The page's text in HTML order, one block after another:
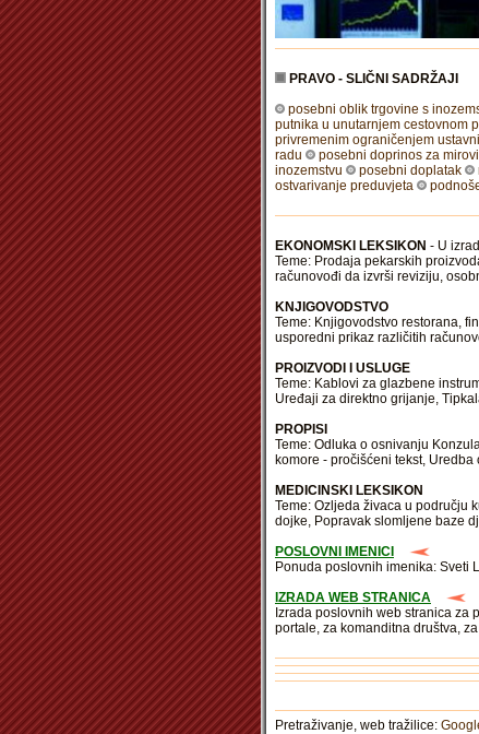
PRAVO - SLIČNI SADRŽAJI
posebni oblik trgovine s
putnika u unutarnjem cestovnom
privremenim ograničenjem
radu
posebni doprinos za
inozemstvu
posebni doplatak
ostvarivanje preduvjeta
EKONOMSKI LEKSIKON - U
Teme: Prodaja pekarskih
računovođi da izvrši reviziju,
KNJIGOVODSTVO
Teme: Knjigovodstvo restorana,
usporedni prikaz različitih
PROIZVODI I USLUGE
Teme: Kablovi za glazbene
Uređaji za direktno grijanje,
PROPISI
Teme: Odluka o osnivanju
komore - pročišćeni tekst,
MEDICINSKI LEKSIKON
Teme: Ozljeda živaca u području
dojke, Popravak slomljene baze
POSLOVNI IMENICI
Ponuda poslovnih imenika: Sveti
IZRADA WEB STRANICA
Izrada poslovnih web stranica za
portale, za komanditna društva,
Pretraživanje, web tražilice: